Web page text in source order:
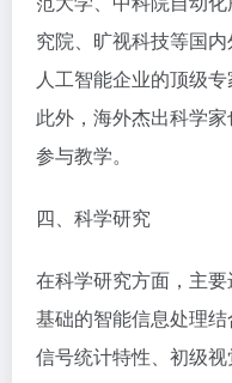
究院、旷视科技等国
人工智能企业的顶级
此外，海外杰出科学
参与教学。
四、科学研究
在科学研究方面，主
基础的智能信息处理
信号统计特性、初级